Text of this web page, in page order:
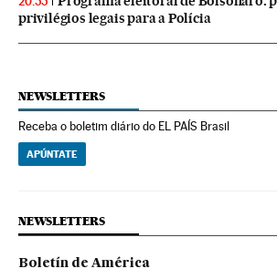
privilégios legais para a Polícia
NEWSLETTERS
Receba o boletim diário do EL PAÍS Brasil
APÚNTATE
NEWSLETTERS
Boletín de América